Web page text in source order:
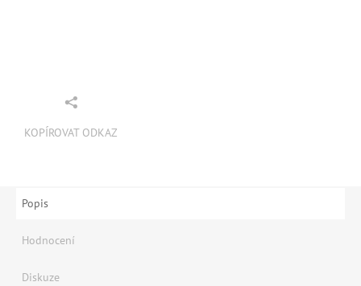
KOPÍROVAT ODKAZ
Popis
Hodnocení
Diskuze